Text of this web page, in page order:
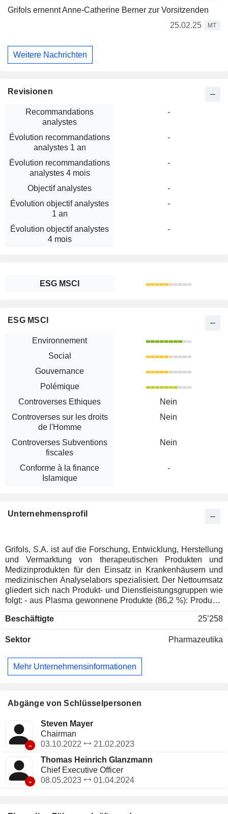
Grifols ernennt Anne-Catherine Berner zur Vorsitzenden
25.02.25
MT
Weitere Nachrichten
Revisionen
Recommandations
analystes
-
Évolution recommandations
analystes 1 an
-
Évolution recommandations
analystes 4 mois
-
Objectif analystes
-
Évolution objectif analystes
1 an
-
Évolution objectif analystes
4 mois
-
ESG MSCI
ESG MSCI
Environnement
Social
Gouvernance
Polémique
Controverses Ethiques
Nein
Controverses sur les droits
de l'Homme
Nein
Controverses Subventions
fiscales
Nein
Conforme à la finance
Islamique
-
Unternehmensprofil
Grifols, S.A. ist auf die Forschung, Entwicklung, Herstellung
und Vermarktung von therapeutischen Produkten und
Medizinprodukten für den Einsatz in Krankenhäusern und
medizinischen Analyselabors spezialisiert. Der Nettoumsatz
gliedert sich nach Produkt- und Dienstleistungsgruppen wie
folgt: - aus Plasma gewonnene Produkte (86,2 %): Produkte
Diagnosegeräte und Reagenzien (8,5 %): In-vitro-
Reagenzien für die Infektionsserologie usw., die vor allem
werden; - Krankenhausprodukte (2,1 %): nicht-biologische
chirurgische Produkte, radiologische und
biologische Zwischenprodukte und
sich geografisch wie folgt: Spanien (5,6 %), Europäische
Union (15,9 %), Vereinigte Staaten und Kanada (56,5 %)
sowie sonstige Länder (22 %).
Beschäftigte 25’258
Sektor Pharmazeutika
Mehr Unternehmensinformationen
Abgänge von Schlüsselpersonen
-
Steven Mayer
Chairman
03.10.2022
21.02.2023
-
Thomas Heinrich Glanzmann
Chief Executive Officer
08.05.2023
01.04.2024